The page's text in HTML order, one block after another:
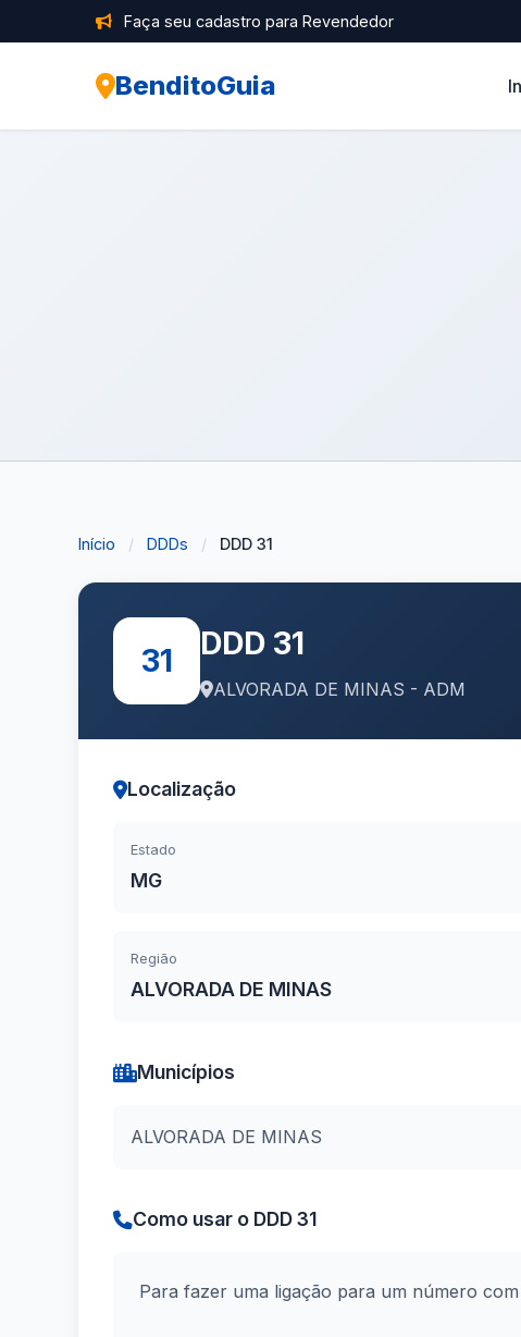
Faça seu cadastro para Revendedor
BenditoGuia
Início / DDDs / DDD 31
31 DDD 31
ALVORADA DE MINAS - ADM
Localização
Estado
MG
Região
ALVORADA DE MINAS
Municípios
ALVORADA DE MINAS
Como usar o DDD 31
Para fazer uma ligação para um número